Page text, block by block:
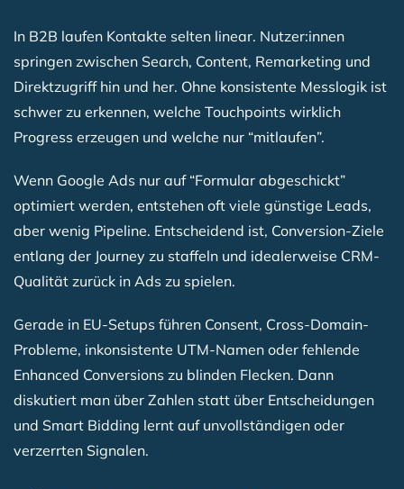
In B2B laufen Kontakte selten linear. Nutzer:innen
springen zwischen Search, Content, Remarketing und
Direktzugriff hin und her. Ohne konsistente Messlogik ist
schwer zu erkennen, welche Touchpoints wirklich
Progress erzeugen und welche nur “mitlaufen”.
Wenn Google Ads nur auf “Formular abgeschickt”
optimiert werden, entstehen oft viele günstige Leads,
aber wenig Pipeline. Entscheidend ist, Conversion-Ziele
entlang der Journey zu staffeln und idealerweise CRM-
Qualität zurück in Ads zu spielen.
Gerade in EU-Setups führen Consent, Cross-Domain-
Probleme, inkonsistente UTM-Namen oder fehlende
Enhanced Conversions zu blinden Flecken. Dann
diskutiert man über Zahlen statt über Entscheidungen
und Smart Bidding lernt auf unvollständigen oder
verzerrten Signalen.